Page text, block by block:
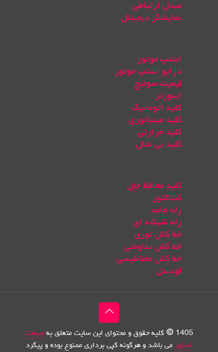
مبدل ارتباطی
نمایشگر دیجیتال
استپ موتور
درایو استپ موتور
لیمیت سوئیچ
اینورتر
کلید اتوماتیک
کلید مینیاتوری
کلید حرارتی
کلید بی متال
کلید محافظ جان
کنتاکتور
رله جامد
رله شیشه ای
خط کش نوری
خط کش مقاومتی
خط کش مغناطیسی
لودسل
1405 © کلیه حقوق و محتوای این سایت متعلق به
صنعت
استور می باشد و هرگونه کپی برداری ممنوع بوده و پیگرد